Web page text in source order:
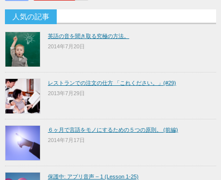
人気の記事
英語の音を聞き取る究極の方法。
2014年7月20日
レストランでの注文の仕方 「これください。」(#29)
2013年7月29日
６ヶ月で言語をモノにするための５つの原則。 (前編)
2014年7月17日
保護中: アプリ音声 – 1 (Lesson 1-25)